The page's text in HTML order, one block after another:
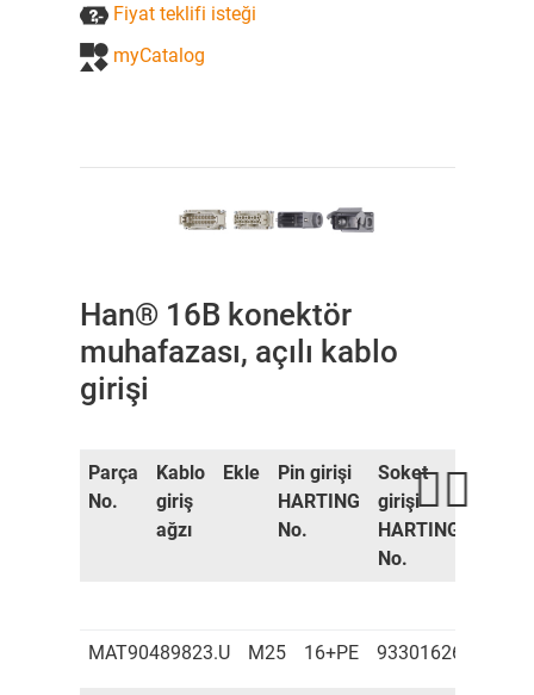
Fiyat teklifi isteği
myCatalog
Han® 16B konektör
muhafazası, açılı kablo
girişi
Parça
No.
Kablo
giriş
ağzı
Ekle
Pin girişi
HARTING
No.
Soket
girişi
HARTING
No.
MAT90489823.U M25 16+PE 9330162601